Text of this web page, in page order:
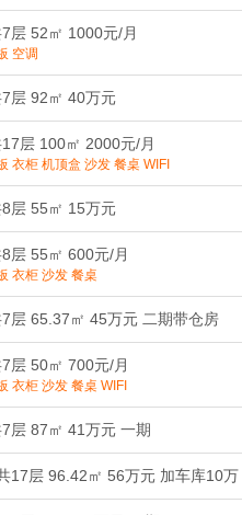
层 52㎡ 1000元/月
空调
层 92㎡ 40万元
层 100㎡ 2000元/月
衣柜 机顶盒 沙发 餐桌 WIFI
层 55㎡ 15万元
层 55㎡ 600元/月
衣柜 沙发 餐桌
层 65.37㎡ 45万元 二期带仓房
层 50㎡ 700元/月
衣柜 沙发 餐桌 WIFI
层 87㎡ 41万元 一期
17层 96.42㎡ 56万元 加车库10万